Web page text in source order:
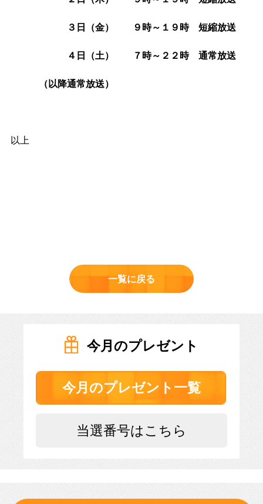
今月のプレゼント
今月のプレゼント一覧
当選番号はこちら
３日（金） ９時～１９時 短縮放送
４日（土） ７時～２２時 通常放送
（以降通常放送）
以上
一覧に戻る